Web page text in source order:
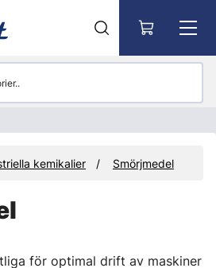
kemikalier Smörjmedel
för optimal drift av maskiner